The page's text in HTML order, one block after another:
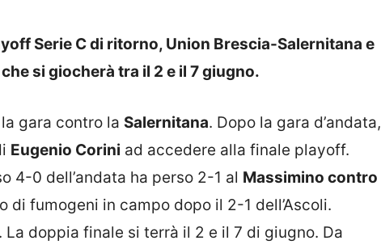
Serie C di ritorno, Union Brescia-Salernitana e
si giocherà tra il 2 e il 7 giugno.
la gara contro la Salernitana. Dopo la gara d’andata,
Eugenio Corini ad accedere alla finale playoff.
4-0 dell’andata ha perso 2-1 al Massimino contro
di fumogeni in campo dopo il 2-1 dell’Ascoli.
doppia finale si terrà il 2 e il 7 di giugno. Da